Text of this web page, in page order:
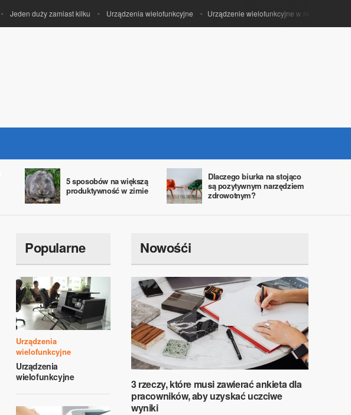
Jeden duży zamiast kilku Urządzenia wielofunkcyjne Urządzenie wielofunkcyjne w nowoczesnym
5 sposobów na większą
produktywność w zimie
Dlaczego biurka na stojąco
są pozytywnym narzędziem
zdrowotnym?
Popularne
Urządzenia
wielofunkcyjne
Urządzenia
wielofunkcyjne
Nowośći
3 rzeczy, które musi zawierać ankieta dla
pracowników, aby uzyskać uczciwe
wyniki